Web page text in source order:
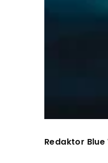
Redaktor Blue